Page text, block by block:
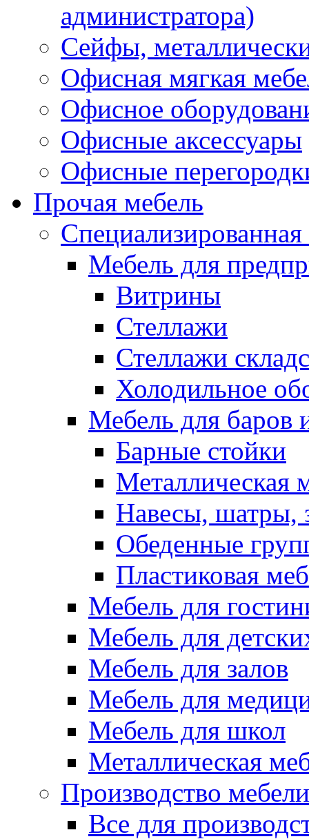
администратора)
Сейфы,
Офисная мягкая
Офисное
Офисные аксессуары
Офисные
Прочая мебель
Специализированная
Мебель для
Витрины
Стеллажи
Стеллажи
Холодильное
Мебель для баров
Барные стойки
Металлическая
Навесы, шатры,
Обеденные
Пластиковая
Мебель для
Мебель для
Мебель для залов
Мебель для
Мебель для школ
Металлическая
Производство мебели
Все для